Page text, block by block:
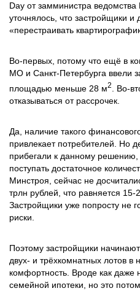
Day от замминистра
уточнялось, что застройщики и
«перестраивать
Во-первых, потому что ещё в
МО и Санкт-Петербурга ввели
площадью меньше 28 м2
. Во-
отказываться от рассрочек.
Да, наличие такого
привлекает потребителей. Но
прибегали к данному решению,
поступать достаточное
Минстроя, сейчас не
трлн рублей, что равняется
Застройщики уже попросту не
риски.
Поэтому застройщики
двух- и трёхкомнатных лотов в
комфортность. Вроде как даже
семейной ипотеки, но это